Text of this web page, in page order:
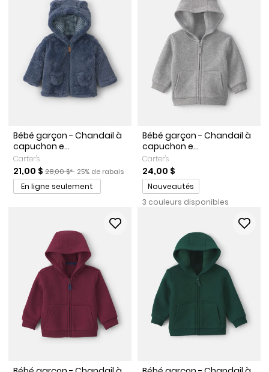
Bébé garçon - Chandail à
capuchon e...
Carter's
Prix de solde
21,00 $ Prix ​​de détail suggéré par le fabricant
28,00 $* Pourcentage de rabais
25% de rabais
En ligne seulement
Bébé garçon - Chandail à
capuchon e...
Carter's
24,00 $
Promotions
Nouveautés
3 couleurs disponibles